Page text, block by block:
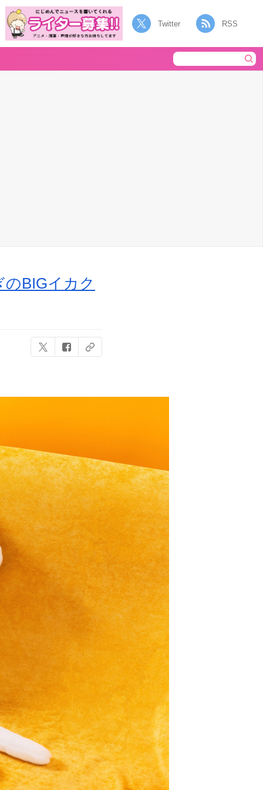
Twitter RSS
BIGイカク